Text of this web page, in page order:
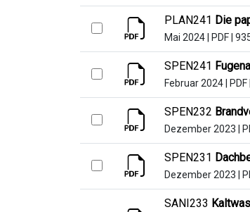
PLAN241 Die
Mai 2024 PDF
SPEN241
Februar 2024 PDF
SPEN232
Dezember 2023
SPEN231
Dezember 2023
SANI233